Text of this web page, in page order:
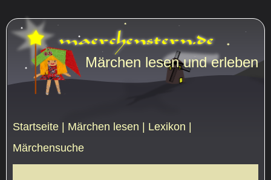
Startseite | Märchen lesen | Lexikon |
Märchensuche
Märchen lesen und erleben